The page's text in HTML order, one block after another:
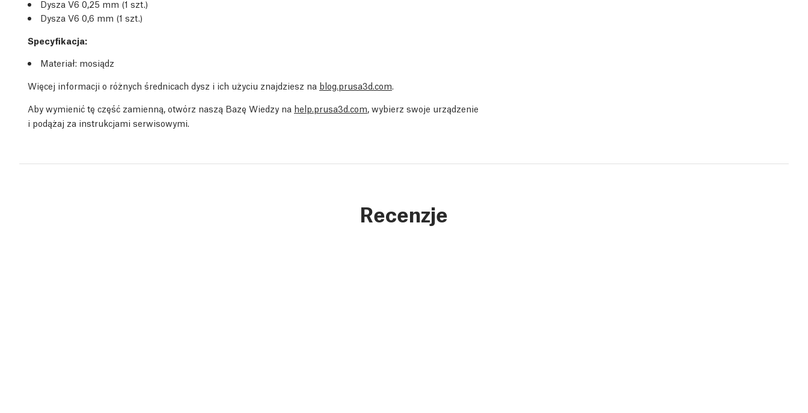
Dysza V6 0,25 mm (1 szt.)
Dysza V6 0,6 mm (1 szt.)
Specyfikacja:
Materiał: mosiądz
Więcej informacji o różnych średnicach dysz i ich użyciu znajdziesz na blog.prusa3d.com.
Aby wymienić tę część zamienną, otwórz naszą Bazę Wiedzy na help.prusa3d.com, wybierz swoje urządzenie
i podążaj za instrukcjami serwisowymi.
Recenzje